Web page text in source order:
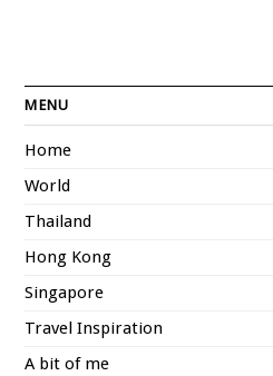
MENU
Home
World
Thailand
Hong Kong
Singapore
Travel Inspiration
A bit of me